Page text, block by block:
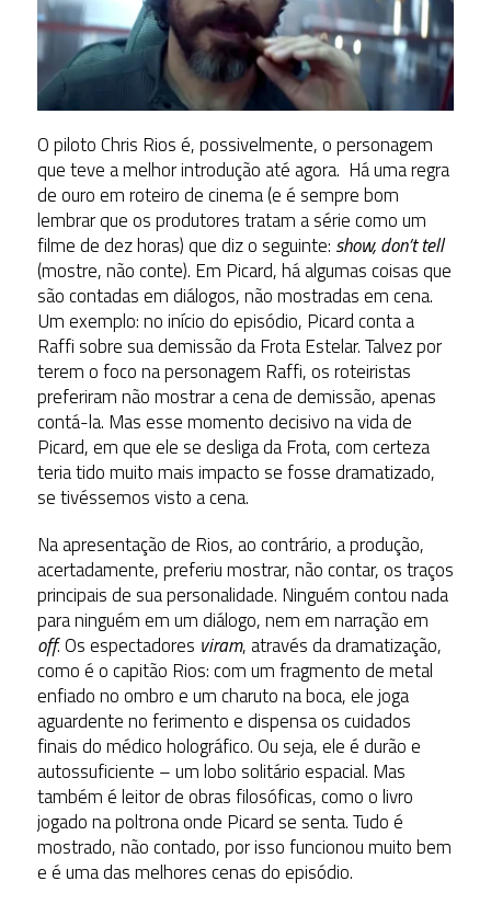
O piloto Chris Rios é, possivelmente, o personagem
que teve a melhor introdução até agora. Há uma regra
de ouro em roteiro de cinema (e é sempre bom
lembrar que os produtores tratam a série como um
filme de dez horas) que diz o seguinte: show, don’t tell
(mostre, não conte). Em Picard, há algumas coisas que
são contadas em diálogos, não mostradas em cena.
Um exemplo: no início do episódio, Picard conta a
Raffi sobre sua demissão da Frota Estelar. Talvez por
terem o foco na personagem Raffi, os roteiristas
preferiram não mostrar a cena de demissão, apenas
contá-la. Mas esse momento decisivo na vida de
Picard, em que ele se desliga da Frota, com certeza
teria tido muito mais impacto se fosse dramatizado,
se tivéssemos visto a cena.
Na apresentação de Rios, ao contrário, a produção,
acertadamente, preferiu mostrar, não contar, os traços
principais de sua personalidade. Ninguém contou nada
para ninguém em um diálogo, nem em narração em
off. Os espectadores viram, através da dramatização,
como é o capitão Rios: com um fragmento de metal
enfiado no ombro e um charuto na boca, ele joga
aguardente no ferimento e dispensa os cuidados
finais do médico holográfico. Ou seja, ele é durão e
autossuficiente – um lobo solitário espacial. Mas
também é leitor de obras filosóficas, como o livro
jogado na poltrona onde Picard se senta. Tudo é
mostrado, não contado, por isso funcionou muito bem
e é uma das melhores cenas do episódio.